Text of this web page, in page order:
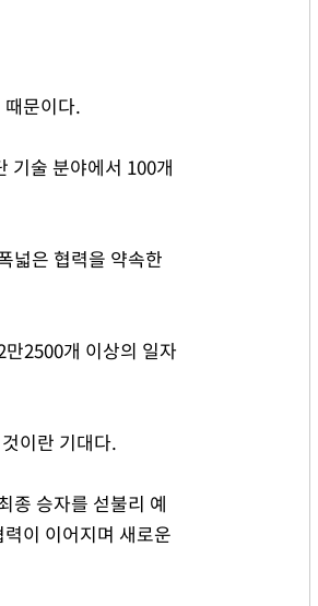
문이다.
기술 분야에서 100개
넓은 협력을 약속한
2500개 이상의 일자
이란 기대다.
종 승자를 섣불리 예
이 이어지며 새로운